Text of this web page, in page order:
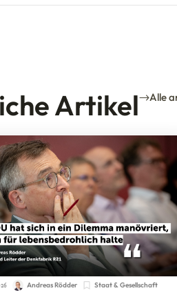
Artikel Alle
Andreas Rödder Staat & Gesellschaft